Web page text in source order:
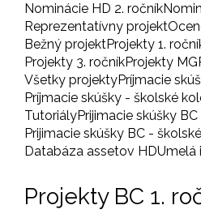
Nominácie HD 2. ročník
Reprezentatívny projekt
Bežný projektProjekty 1.
Projekty 3. ročníkProjekty
Všetky projektyPríjmacie
Príjmacie skúšky - školské
TutoriályPrijimacie skúšky
Prijimacie skúšky BC -
Databáza assetov HDUmelá
Projekty BC 1.